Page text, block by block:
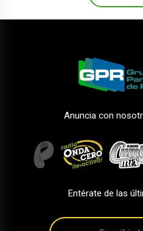
Anuncia con
Entérate de las